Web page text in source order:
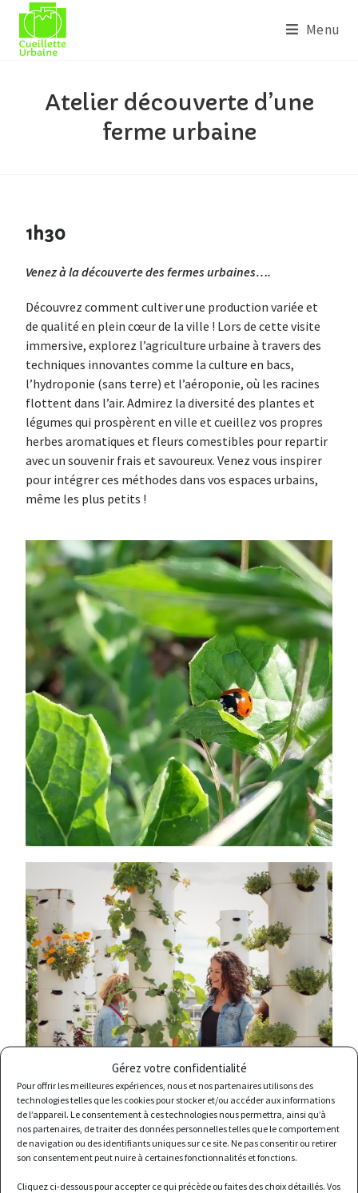
Gérez votre confidentialité
Pour offrir les meilleures expériences, nous et nos partenaires utilisons des
technologies telles que les cookies pour stocker et/ou accéder aux informations
de l’appareil. Le consentement à ces technologies nous permettra, ainsi qu’à
nos partenaires, de traiter des données personnelles telles que le comportement
de navigation ou des identifiants uniques sur ce site. Ne pas consentir ou retirer
son consentement peut nuire à certaines fonctionnalités et fonctions.
Cliquez ci-dessous pour accepter ce qui précède ou faites des choix détaillés. Vos
Menu
Atelier découverte d’une
ferme urbaine
1h30
Venez à la découverte des fermes urbaines….
Découvrez comment cultiver une production variée et
de qualité en plein cœur de la ville ! Lors de cette visite
immersive, explorez l’agriculture urbaine à travers des
techniques innovantes comme la culture en bacs,
l’hydroponie (sans terre) et l’aéroponie, où les racines
flottent dans l’air. Admirez la diversité des plantes et
légumes qui prospèrent en ville et cueillez vos propres
herbes aromatiques et fleurs comestibles pour repartir
avec un souvenir frais et savoureux. Venez vous inspirer
pour intégrer ces méthodes dans vos espaces urbains,
même les plus petits !